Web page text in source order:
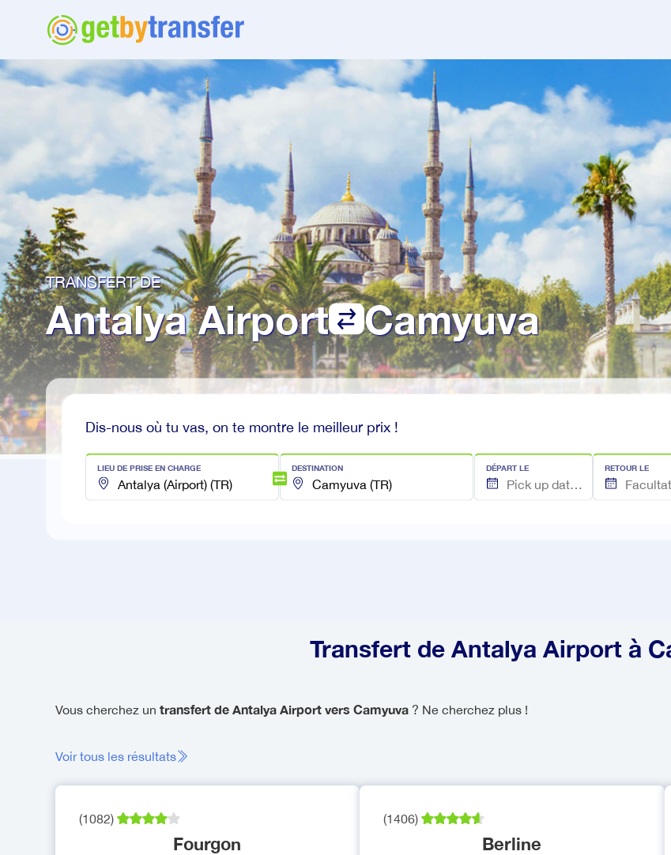
TRANSFERT DE
Antalya Airport Camyuva
Dis-nous où tu vas, on te montre le meilleur prix !
LIEU DE PRISE EN CHARGE DESTINATION DÉPART LE RETOUR LE
Transfert de Antalya Airport à
Vous cherchez un transfert de Antalya Airport vers Camyuva ? Ne cherchez plus !
Voir tous les résultats
(1082)
Fourgon
(1406)
Berline